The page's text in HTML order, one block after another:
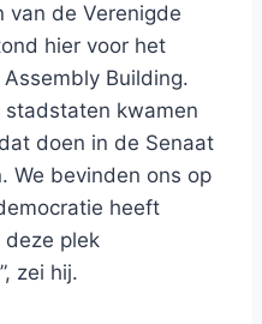
van de Verenigde
hier voor het
Building.
kwamen
doen in de Senaat
We bevinden ons op
heeft
deze plek
zei hij.